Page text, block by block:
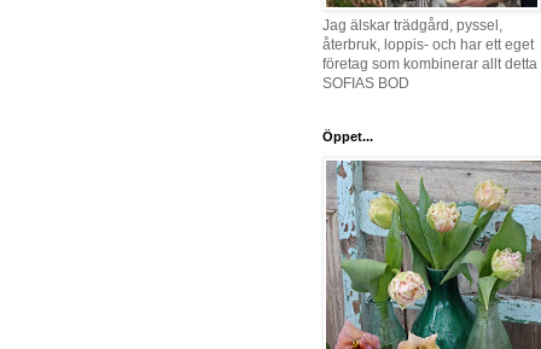
Jag älskar trädgård, pyssel,
återbruk, loppis- och har ett eget
företag som kombinerar allt detta
SOFIAS BOD
Öppet...